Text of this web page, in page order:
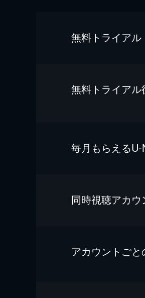
無料トライアル
無料トライア
毎⽉もらえるU-
同時視聴アカウ
アカウントご